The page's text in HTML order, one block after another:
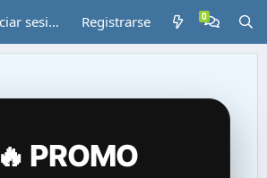
Iniciar sesión Registrarse
🔥 PROMO